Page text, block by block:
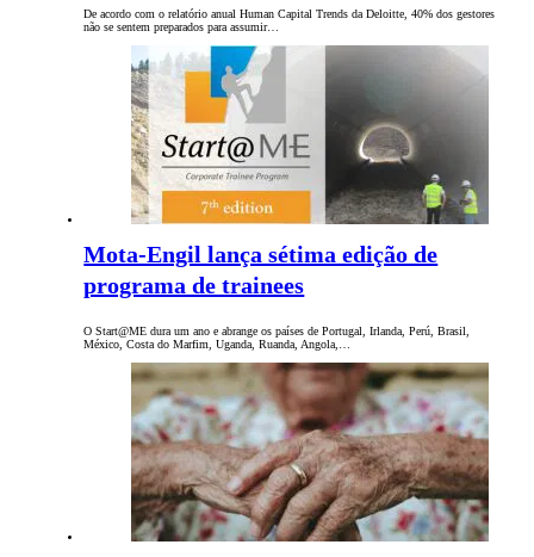
De acordo com o relatório anual Human Capital Trends da Deloitte, 40% dos gestores
não se sentem preparados para assumir…
Mota-Engil lança sétima edição de
programa de trainees
O Start@ME dura um ano e abrange os países de Portugal, Irlanda, Perú, Brasil,
México, Costa do Marfim, Uganda, Ruanda, Angola,…